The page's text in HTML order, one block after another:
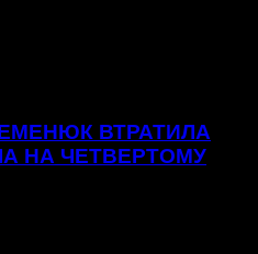
ВТРАТИЛА
НА ЧЕТВЕРТОМУ